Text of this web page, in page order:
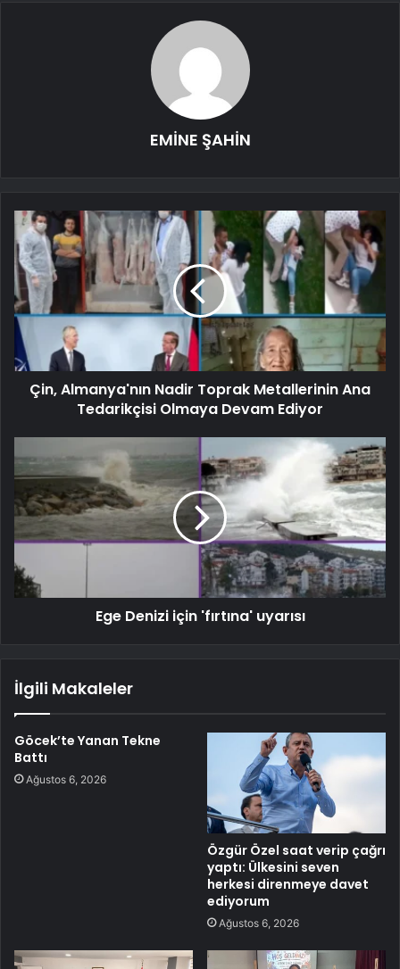
EMİNE ŞAHİN
Çin, Almanya'nın Nadir Toprak Metallerinin Ana
Tedarikçisi Olmaya Devam Ediyor
Ege Denizi için 'fırtına' uyarısı
İlgili Makaleler
Göcek’te Yanan Tekne
Battı
Ağustos 6, 2026
Özgür Özel saat verip çağrı
yaptı: Ülkesini seven
herkesi direnmeye davet
ediyorum
Ağustos 6, 2026